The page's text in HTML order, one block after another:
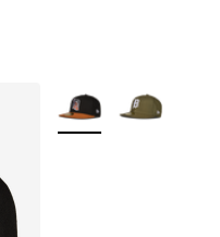
Plus de couleurs